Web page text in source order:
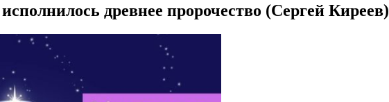
древнее пророчество (Сергей Киреев)